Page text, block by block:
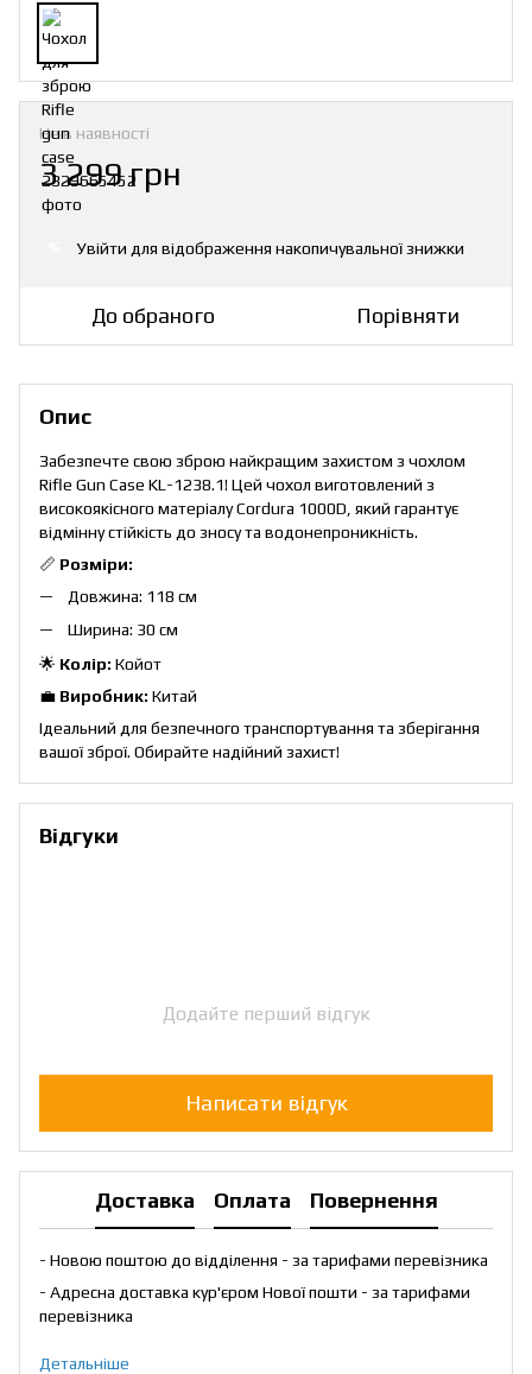
Не в наявності
3 299 грн
Увійти для відображення накопичувальної знижки
До обраного Порівняти
Опис
Забезпечте свою зброю найкращим захистом з чохлом
Rifle Gun Case KL-1238.1! Цей чохол виготовлений з
високоякісного матеріалу Cordura 1000D, який гарантує
відмінну стійкість до зносу та водонепроникність.
📏 Розміри:
Довжина: 118 см
Ширина: 30 см
🌟 Колір: Койот
💼 Виробник: Китай
Ідеальний для безпечного транспортування та зберігання
вашої зброї. Обирайте надійний захист!
Відгуки
Додайте перший відгук
Написати відгук
Доставка Оплата Повернення
- Новою поштою до відділення - за тарифами перевізника
- Адресна доставка кур'єром Нової пошти - за тарифами
перевізника
Детальніше